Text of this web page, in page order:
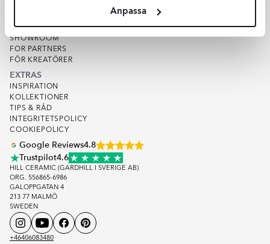
Anpassa
LAGER
SHOWROOM
FOR PARTNERS
FÖR KREATÖRER
EXTRAS
INSPIRATION
KOLLEKTIONER
TIPS & RÅD
INTEGRITETSPOLICY
COOKIEPOLICY
Google Reviews4.8
Trustpilot4.6
HILL CERAMIC (GARDHILL I SVERIGE AB)
ORG. 556865-6986
GALOPPGATAN 4
213 77 MALMÖ
SWEDEN
+46406083480